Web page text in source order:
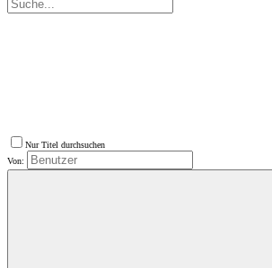
Nur Titel durchsuchen
Von: